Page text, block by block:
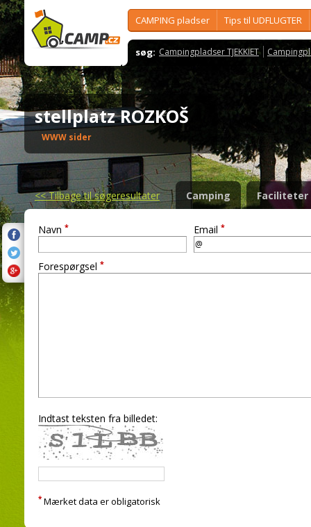
CAMPING pladser Tips til UDFLUGTER
søg: Campingpladser TJEKKIET
stellplatz ROZKOŠ
WWW sider
<<Tilbage til søgeresultater Camping Faciliteter
Navn * Email *
Forespørgsel *
Indtast teksten fra billedet:
* Mærket data er obligatorisk